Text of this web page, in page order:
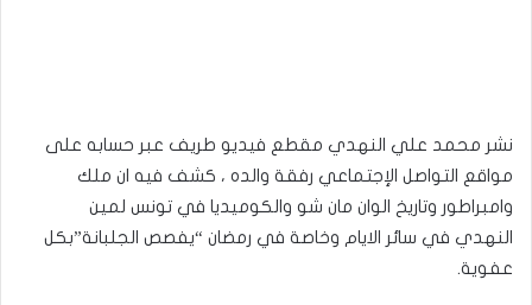
نشر محمد علي النهدي مقطع فيديو طريف عبر حسابه على
مواقع التواصل الإجتماعي رفقة والده ، كشف فيه ان ملك
وامبراطور وتاريخ الوان مان شو والكوميديا في تونس لمين
النهدي في سائر الايام وخاصة في رمضان “يفصص الجلبانة”بكل
عفوية.